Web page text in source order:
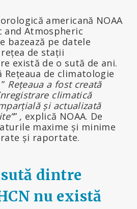
americană NOAA
and Atmospheric
bazează pe datele
de stații
există de o sută de ani.
Rețeaua de climatologie
Rețeaua a fost creată
climatică
și actualizată
” , explică NOAA. De
maxime și minime
și raportate.
dintre
nu există